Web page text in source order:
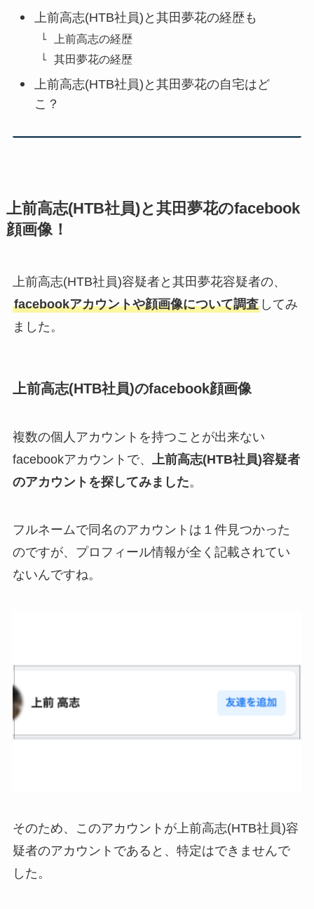
上前高志(HTB社員)と其田夢花の経歴も
上前高志の経歴
其田夢花の経歴
上前高志(HTB社員)と其田夢花の自宅はど
こ？
上前高志(HTB社員)と其田夢花のfacebook
顔画像！
上前高志(HTB社員)容疑者と其田夢花容疑者の、
facebookアカウントや顔画像について調査してみ
ました。
上前高志(HTB社員)のfacebook顔画像
複数の個人アカウントを持つことが出来ない
facebookアカウントで、 上前高志(HTB社員)容疑者
のアカウントを探してみました。
フルネームで同名のアカウントは１件見つかった
のですが、プロフィール情報が全く記載されてい
ないんですね。
そのため、このアカウントが上前高志(HTB社員)容
疑者のアカウントであると、特定はできませんで
した。